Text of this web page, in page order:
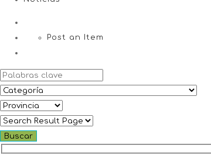
Post an Item